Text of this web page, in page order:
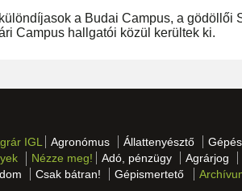
a Budai Campus, a gödöllői
Campus hallgatói közül kerültek ki.
IGL Agronómus Állattenyésztő
Nézze meg! Adó, pénzügy
Agrárjog
Csak bátran! Gépismertető